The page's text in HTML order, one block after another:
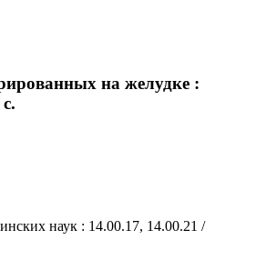
на желудке :
наук : 14.00.17, 14.00.21 /